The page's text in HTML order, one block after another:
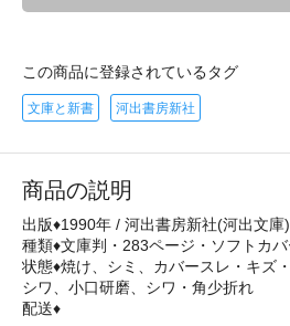
この商品に登録されているタグ
文庫と新書 河出書房新社
商品の説明
出版♦1990年 / 河出書房新社(河出文庫)
種類♦文庫判・283ページ・ソフトカバ
状態♦焼け、シミ、カバースレ・キズ
シワ、小口研磨、シワ・角少折れ
配送♦